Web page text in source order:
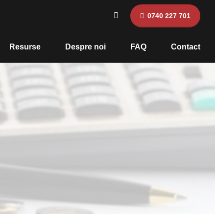
0740 227 701
Resurse Despre noi FAQ Contact